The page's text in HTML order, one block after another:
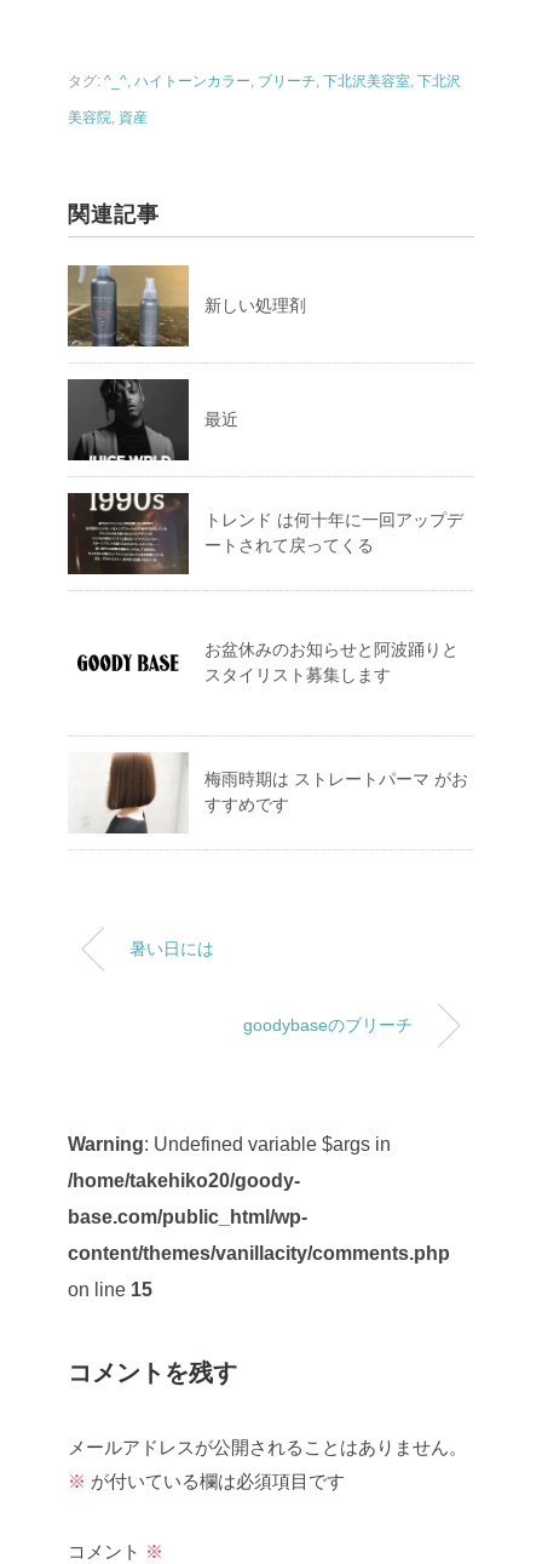
タグ: ^_^, ハイトーンカラー, ブリーチ, 下北沢美容室, 下北沢
美容院, 資産
関連記事
新しい処理剤
最近
トレンド は何十年に一回アップデ
ートされて戻ってくる
お盆休みのお知らせと阿波踊りと
スタイリスト募集します
梅雨時期は ストレートパーマ がお
すすめです
暑い日には
goodybaseのブリーチ
Warning: Undefined variable $args in
/home/takehiko20/goody-
base.com/public_html/wp-
content/themes/vanillacity/comments.php
on line 15
コメントを残す
メールアドレスが公開されることはありません。
※ が付いている欄は必須項目です
コメント ※